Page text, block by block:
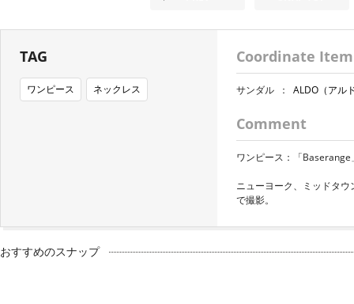
TAG
ワンピース ネックレス
Coordinate Item
サンダル ： ALDO（アル
Comment
ワンピース：「
ニューヨーク、ミッドタウ
で撮影。
おすすめのスナップ